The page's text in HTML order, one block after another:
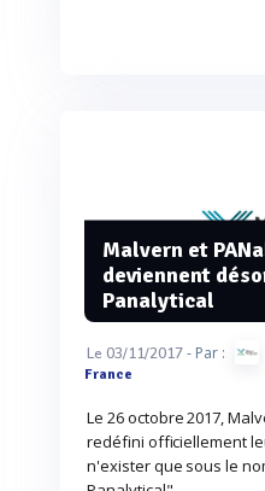
Malvern et
deviennent
Panalytical
Le 03/11/2017- Par :
France
Le 26 octobre 2017,
redéfini officiellement
n'exister que sous le